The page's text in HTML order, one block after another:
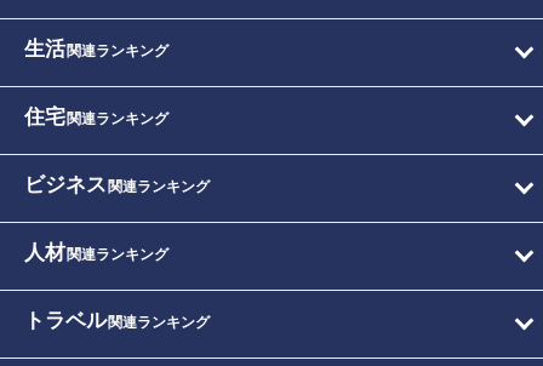
生活関連ランキング
住宅関連ランキング
ビジネス 関連ランキング
人材関連ランキング
トラベル関連ランキング